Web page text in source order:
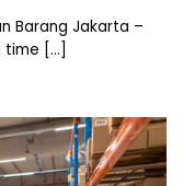
Barang Jakarta –
[...]